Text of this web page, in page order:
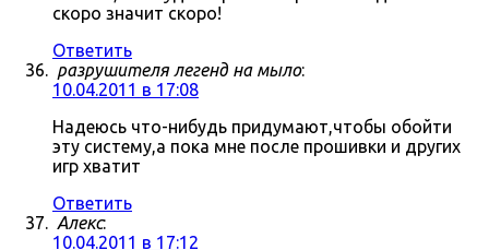
скоро значит скоро!
Ответить
разрушителя легенд на мыло:
10.04.2011 в 17:08
Надеюсь что-нибудь придумают,чтобы обойти
эту систему,а пока мне после прошивки и других
игр хватит
Ответить
Алекс:
10.04.2011 в 17:12